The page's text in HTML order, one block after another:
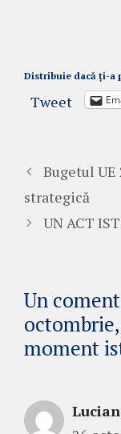
Distribuie dacă ți-a
Tweet
Bugetul
strategică
UN ACT
Un
moment